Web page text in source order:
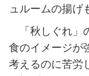
ュルームの揚げ
「秋しぐれ」
食のイメージが
考えるのに苦労